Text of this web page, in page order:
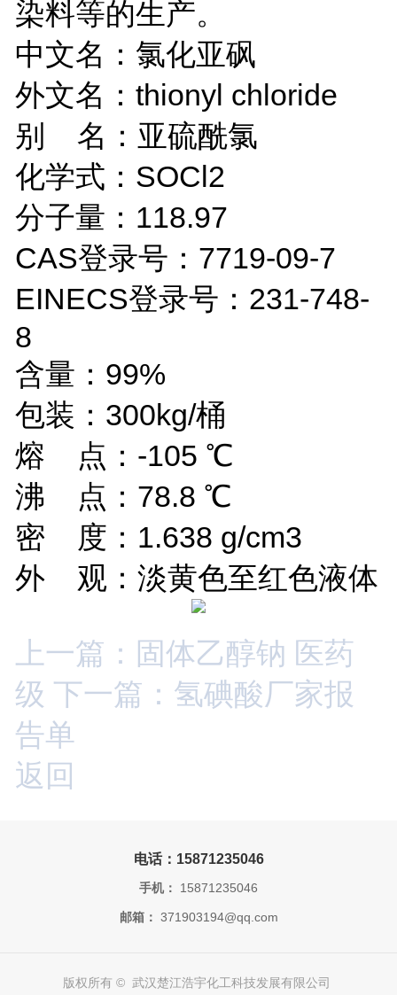
染料等的生产。
中文名：氯化亚砜
外文名：thionyl chloride
别 名：亚硫酰氯
化学式：SOCl2
分子量：118.97
CAS登录号：7719-09-7
EINECS登录号：231-748-
8
含量：99%
包装：300kg/桶
熔 点：-105 ℃
沸 点：78.8 ℃
密 度：1.638 g/cm3
外 观：淡黄色至红色液体
上一篇：固体乙醇钠 医药
级 下一篇：氢碘酸厂家报
告单
返回
电话：15871235046
手机： 15871235046
邮箱： 371903194@qq.com
版权所有 © 武汉楚江浩宇化工科技发展有限公司